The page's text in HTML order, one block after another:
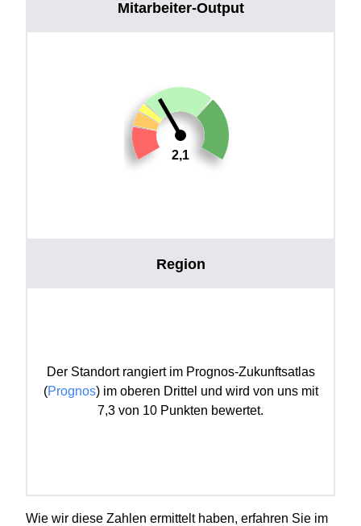
Mitarbeiter-Output
2,1
Region
Der Standort rangiert im Prognos-Zukunftsatlas
(Prognos) im oberen Drittel und wird von uns mit
7,3 von 10 Punkten bewertet.
Wie wir diese Zahlen ermittelt haben, erfahren Sie im